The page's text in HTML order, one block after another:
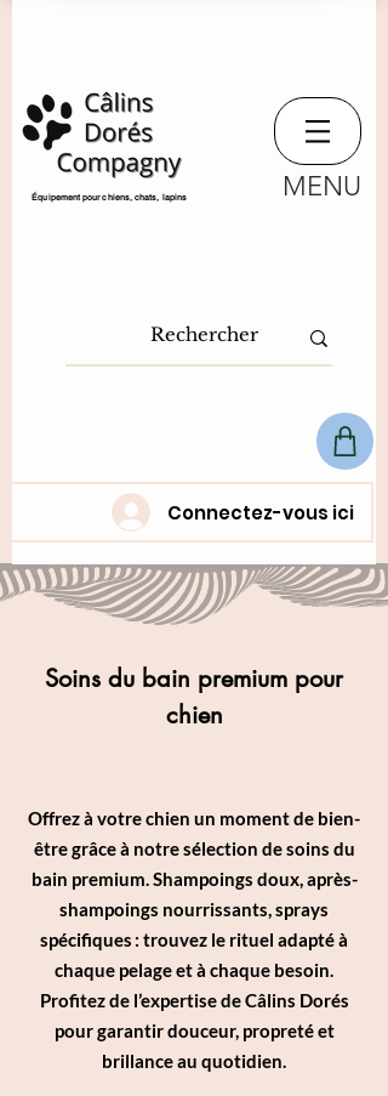
​Équipement pour chiens, chats, lapins MENU
Connectez-vous ici
Soins du bain premium pour
chien
Offrez à votre chien un moment de bien-
être grâce à notre sélection de soins du
bain premium. Shampoings doux, après-
shampoings nourrissants, sprays
spécifiques : trouvez le rituel adapté à
chaque pelage et à chaque besoin.
Profitez de l’expertise de Câlins Dorés
pour garantir douceur, propreté et
brillance au quotidien.